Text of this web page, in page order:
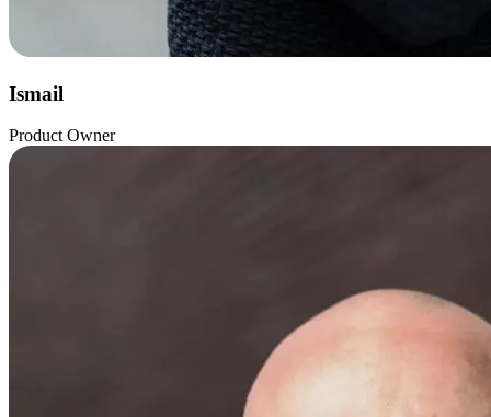
Ismail
Product Owner